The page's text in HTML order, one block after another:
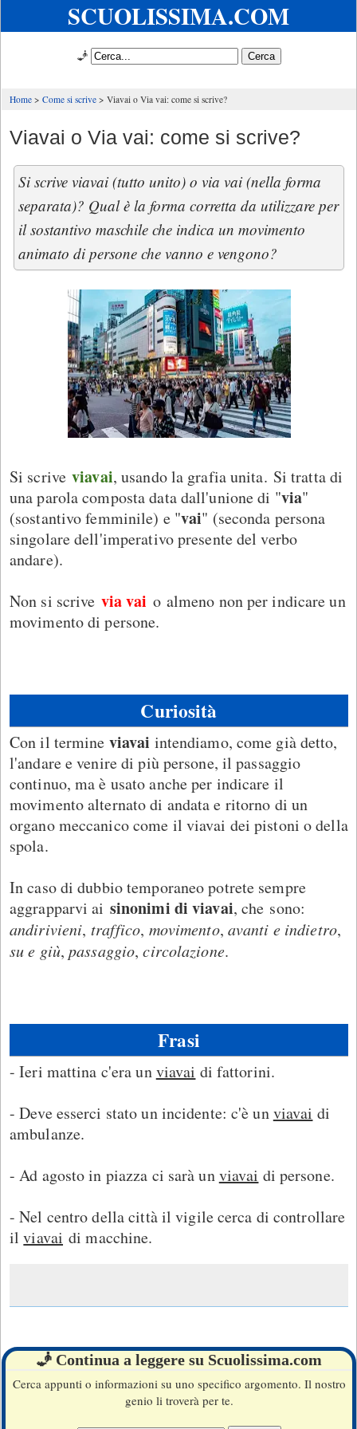
SCUOLISSIMA.COM
🧞
Home Come si scrive Viavai o Via vai: come si scrive?
Viavai o Via vai: come si scrive?
Si scrive viavai (tutto unito) o via vai (nella forma
separata)? Qual è la forma corretta da utilizzare per
il sostantivo maschile che indica un movimento
animato di persone che vanno e vengono?
Si scriveviavai, usando la grafia unita. Si tratta di
una parola composta data dall'unione di "via"
(sostantivo femminile) e "vai" (seconda persona
singolare dell'imperativo presente del verbo
andare).
Non si scrive via vai o almeno non per indicare un
movimento di persone.
Curiosità
Con il termine viavai intendiamo, come già detto,
l'andare e venire di più persone, il passaggio
continuo, ma è usato anche per indicare il
movimento alternato di andata e ritorno di un
organo meccanico come il viavai dei pistoni o della
spola.
In caso di dubbio temporaneo potrete sempre
aggrapparvi ai sinonimi di viavai, che sono:
andirivieni, traffico, movimento, avanti e indietro,
su e giù,passaggio,circolazione.
Frasi
- Ieri mattina c'era unviavai di fattorini.
- Deve esserci stato un incidente: c'è unviavai di
ambulanze.
- Ad agosto in piazza ci sarà unviavai di persone.
- Nel centro della città il vigile cerca di controllare
ilviavai di macchine.
🧞 Continua a leggere su Scuolissima.com
Cerca appunti o informazioni su uno specifico argomento. Il nostro
genio li troverà per te.